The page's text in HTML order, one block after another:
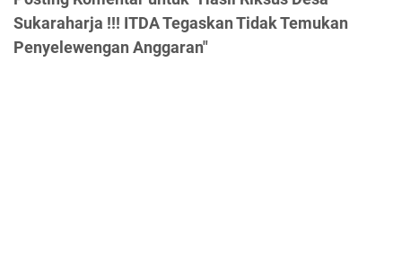
Sukaraharja !!! ITDA Tegaskan Tidak Temukan
Penyelewengan Anggaran"